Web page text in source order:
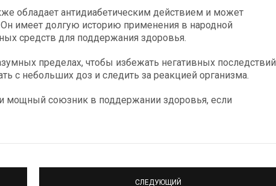
обладает антидиабетическим действием и может
имеет долгую историю применения в народной
средств для поддержания здоровья.
пределах, чтобы избежать негативных последствий
с небольших доз и следить за реакцией организма.
мощный союзник в поддержании здоровья, если
СЛЕДУЮЩИЙ